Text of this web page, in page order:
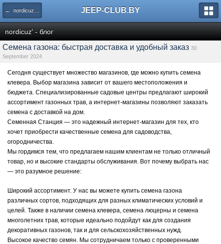
← nordicuz' - блог JEEP-CLUB.BY
nordicuz' - блог
Семена газона: быстрая доставка и удобный заказ 30
September 2024
Сегодня существует множество магазинов, где можно купить семена
клевера. Выбор магазина зависит от вашего местоположения и
бюджета. Специализированные садовые центры предлагают широкий
ассортимент газонных трав, а интернет-магазины позволяют заказать
семена с доставкой на дом.
Семенная Станция — это надежный интернет-магазин для тех, кто
хочет приобрести качественные семена для садоводства,
огородничества.
Мы гордимся тем, что предлагаем нашим клиентам не только отличный
товар, но и высокие стандарты обслуживания. Вот почему выбрать нас
— это разумное решение:
Широкий ассортимент. У нас вы можете купить семена газона
различных сортов, подходящих для разных климатических условий и
целей. Также в наличии семена клевера, семена люцерны и семена
многолетних трав, которые идеально подойдут как для создания
декоративных газонов, так и для сельскохозяйственных нужд.
Высокое качество семян. Мы сотрудничаем только с проверенными